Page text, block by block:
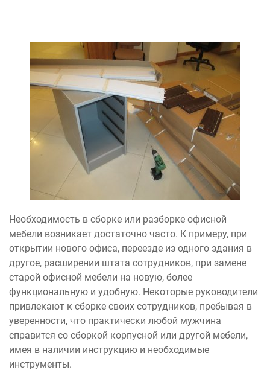
Необходимость в сборке или разборке офисной
мебели возникает достаточно часто. К примеру, при
открытии нового офиса, переезде из одного здания в
другое, расширении штата сотрудников, при замене
старой офисной мебели на новую, более
функциональную и удобную. Некоторые руководители
привлекают к сборке своих сотрудников, пребывая в
уверенности, что практически любой мужчина
справится со сборкой корпусной или другой мебели,
имея в наличии инструкцию и необходимые
инструменты.